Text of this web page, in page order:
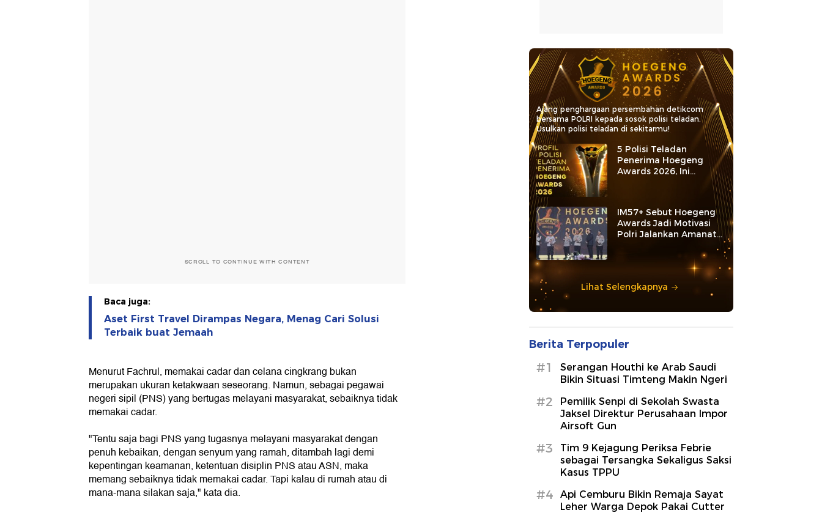
SCROLL TO CONTINUE WITH CONTENT
Baca juga:
Aset First Travel Dirampas Negara, Menag Cari Solusi
Terbaik buat Jemaah
Menurut Fachrul, memakai cadar dan celana cingkrang bukan
merupakan ukuran ketakwaan seseorang. Namun, sebagai pegawai
negeri sipil (PNS) yang bertugas melayani masyarakat, sebaiknya tidak
memakai cadar.
"Tentu saja bagi PNS yang tugasnya melayani masyarakat dengan
penuh kebaikan, dengan senyum yang ramah, ditambah lagi demi
kepentingan keamanan, ketentuan disiplin PNS atau ASN, maka
memang sebaiknya tidak memakai cadar. Tapi kalau di rumah atau di
mana-mana silakan saja," kata dia.
Ajang penghargaan persembahan detikcom
bersama POLRI kepada sosok polisi teladan.
Usulkan polisi teladan di sekitarmu!
5 Polisi Teladan
Penerima Hoegeng
Awards 2026, Ini
Kategori dan Kiprahnya
IM57+ Sebut Hoegeng
Awards Jadi Motivasi
Polri Jalankan Amanat
Lihat Selengkapnya
Berita Terpopuler
#1
Serangan Houthi ke Arab Saudi
Bikin Situasi Timteng Makin Ngeri
#2
Pemilik Senpi di Sekolah Swasta
Jaksel Direktur Perusahaan Impor
Airsoft Gun
#3
Tim 9 Kejagung Periksa Febrie
sebagai Tersangka Sekaligus Saksi
Kasus TPPU
#4
Api Cemburu Bikin Remaja Sayat
Leher Warga Depok Pakai Cutter